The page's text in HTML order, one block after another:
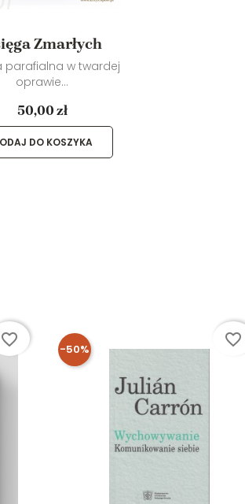
Zmarłych
parafialna w twardej
oprawie...
50,00 zł
DO KOSZYKA
favorite_border
-50%
favorite_border